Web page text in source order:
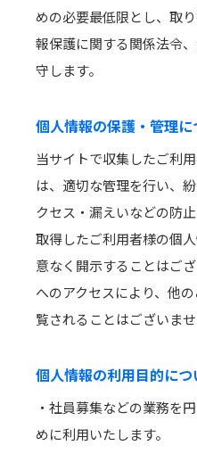
めの必要最低限とし、取
報保護に関する関係法令
守します。
個人情報の保護・管理に
当サイトで収集したご利
は、適切な管理を行い、
クセス・漏えいなどの防止
取得したご利用者様の個
意なく開示することはご
へのアクセスにより、他
覧されることはございませ
個人情報の利用目的につ
・社員募集などの業務を
めに利用いたします。